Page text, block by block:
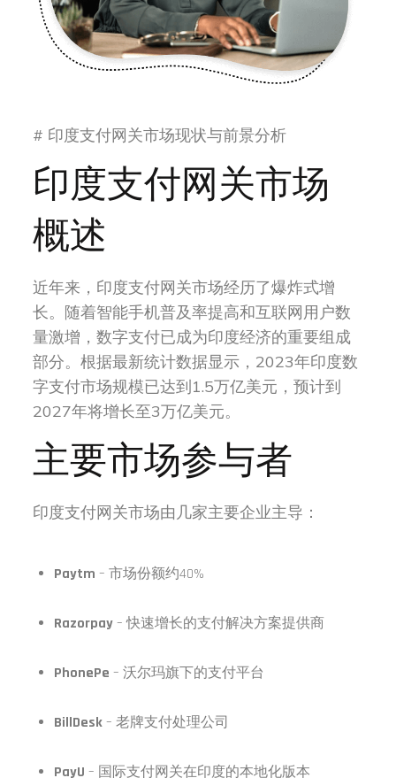
# 印度支付网关市场现状与前景分析
印度支付网关市场
概述
近年来，印度支付网关市场经历了爆炸式增
长。随着智能手机普及率提高和互联网用户数
量激增，数字支付已成为印度经济的重要组成
部分。根据最新统计数据显示，2023年印度数
字支付市场规模已达到1.5万亿美元，预计到
2027年将增长至3万亿美元。
主要市场参与者
印度支付网关市场由几家主要企业主导：
Paytm – 市场份额约40%
Razorpay– 快速增长的支付解决方案提供商
PhonePe – 沃尔玛旗下的支付平台
BillDesk– 老牌支付处理公司
PayU – 国际支付网关在印度的本地化版本